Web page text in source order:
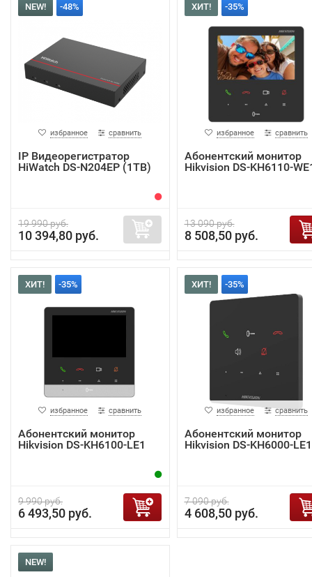
NEW! -48%
избранное сравнить
IP Видеорегистратор
HiWatch DS-N204EP (1TB)
19 990 руб.
10 394,80 руб.
ХИТ! -35%
избранное сравнить
Абонентский монитор
Hikvision DS-KH6110-
13 090 руб.
8 508,50 руб.
ХИТ! -35%
избранное сравнить
Абонентский монитор
Hikvision DS-KH6100-LE1
9 990 руб.
6 493,50 руб.
ХИТ! -35%
избранное сравнить
Абонентский монитор
Hikvision DS-KH6000-LE1
7 090 руб.
4 608,50 руб.
NEW!